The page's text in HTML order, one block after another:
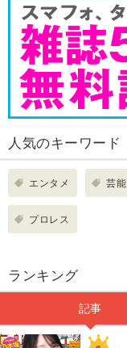
人気のキーワード
エンタメ 芸能
プロレス
ランキング
記事